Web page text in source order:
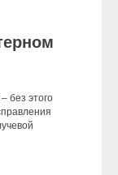
без этого